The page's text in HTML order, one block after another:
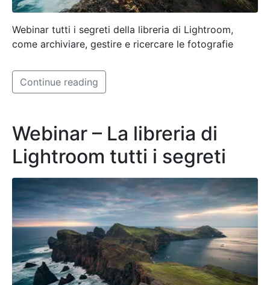
Webinar tutti i segreti della libreria di Lightroom,
come archiviare, gestire e ricercare le fotografie
Continue reading
Webinar – La libreria di
Lightroom tutti i segreti